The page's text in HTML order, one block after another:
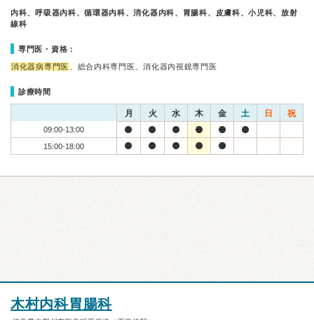
内科、呼吸器内科、循環器内科、消化器内科、胃腸科、皮膚科、小児科、放射
線科
専門医・資格：
消化器病専門医 、総合内科専門医、消化器内視鏡専門医
診療時間
月 火 水 木 金 土 日 祝
09:00-13:00
15:00-18:00
木村内科胃腸科